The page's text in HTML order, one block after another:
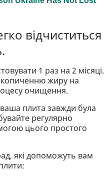
відчиститься
1 раз на 2 місяці.
жиру на
очищення.
плита завжди була
регулярно
цього простого
які допоможуть вам